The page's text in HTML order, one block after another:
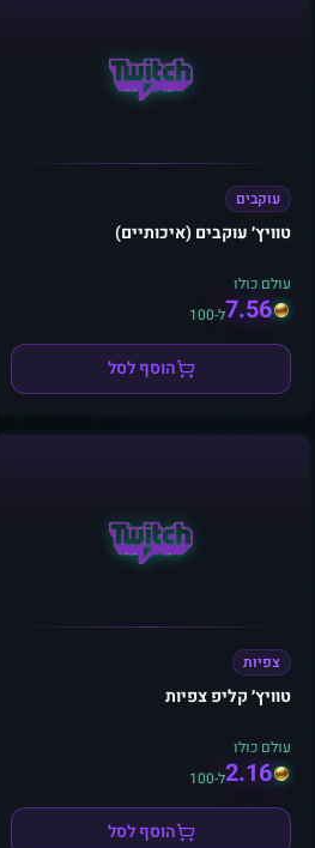
עוקבים
טוויץ׳ עוקבים (איכותיים)
עולם כולו
7.56ל-100
הוסף לסל
צפיות
טוויץ׳ קליפ צפיות
עולם כולו
2.16ל-100
הוסף לסל